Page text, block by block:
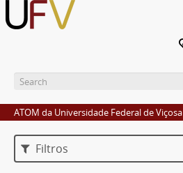
ATOM da Universidade Federal de Viçosa
Filtros